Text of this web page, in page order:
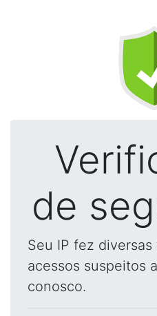
de
Seu IP fez
acessos suspeitos
conosco.